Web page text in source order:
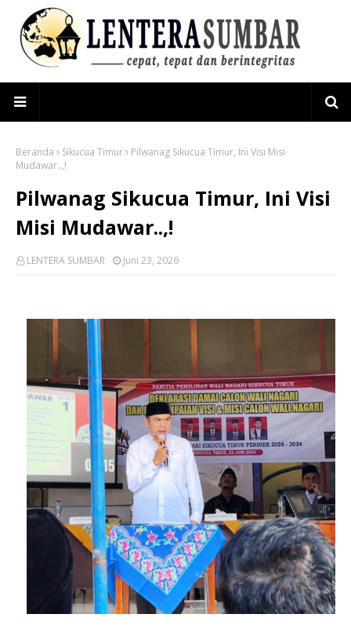
Beranda Sikucua Timur
Pilwanag Sikucua Timur, Ini Visi Misi
Mudawar..,!
Pilwanag Sikucua Timur, Ini Visi
Misi Mudawar..,!
LENTERA SUMBAR Juni 23, 2026